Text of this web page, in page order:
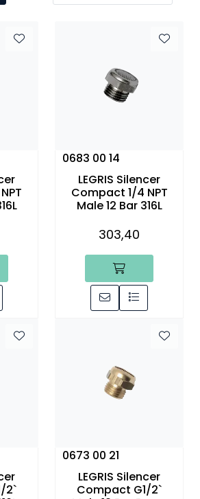
0683 00 14
LEGRIS Silencer
Compact 1/4 NPT
Male 12 Bar 316L
303,40
2`
0673 00 21
LEGRIS Silencer
Compact G1/2`